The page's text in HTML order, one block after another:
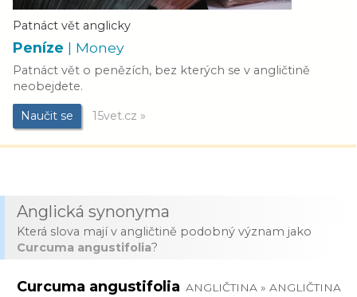
Patnáct vět anglicky
Peníze | Money
Patnáct vět o penězích, bez kterých se v angličtině
neobejdete.
Naučit se 15vet.cz »
Anglická synonyma
Která slova mají v angličtině podobný význam jako
Curcuma angustifolia?
Curcuma angustifolia ANGLIČTINA » ANGLIČTINA